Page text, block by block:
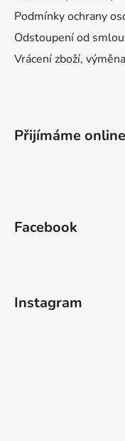
Podmínky ochrany
Odstoupení od
Vrácení zboží,
Přijímáme
Facebook
Instagram